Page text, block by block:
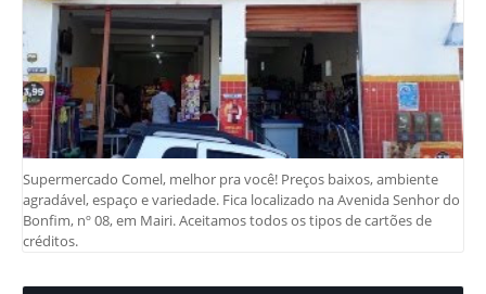
Supermercado Comel, melhor pra você! Preços baixos, ambiente
agradável, espaço e variedade. Fica localizado na Avenida Senhor do
Bonfim, nº 08, em Mairi. Aceitamos todos os tipos de cartões de
créditos.